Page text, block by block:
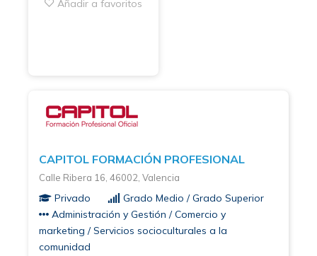
Añadir a favoritos
CAPITOL FORMACIÓN PROFESIONAL
Calle Ribera 16, 46002, Valencia
Privado
Grado Medio / Grado Superior
Administración y Gestión / Comercio y
marketing / Servicios socioculturales a la
comunidad